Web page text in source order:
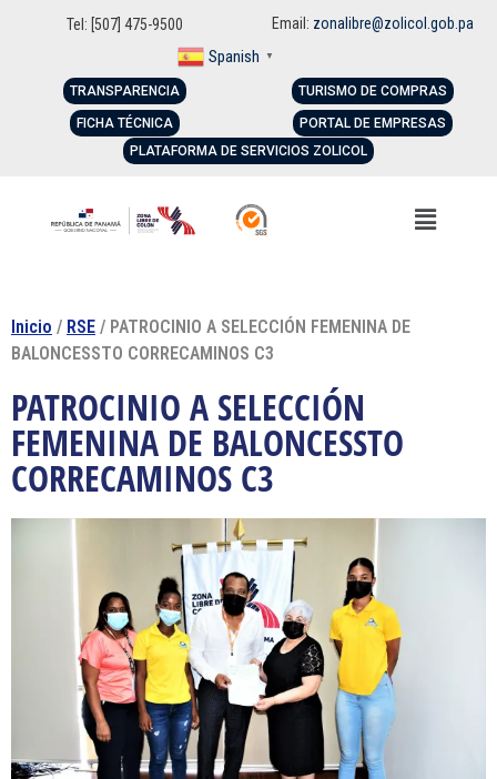
Tel: [507] 475-9500 Email: zonalibre@zolicol.gob.pa
Spanish ▼
TRANSPARENCIA
FICHA TÉCNICA
TURISMO DE COMPRAS
PORTAL DE EMPRESAS
PLATAFORMA DE SERVICIOS ZOLICOL
Inicio / RSE / PATROCINIO A SELECCIÓN FEMENINA DE
BALONCESSTO CORRECAMINOS C3
PATROCINIO A SELECCIÓN
FEMENINA DE BALONCESSTO
CORRECAMINOS C3